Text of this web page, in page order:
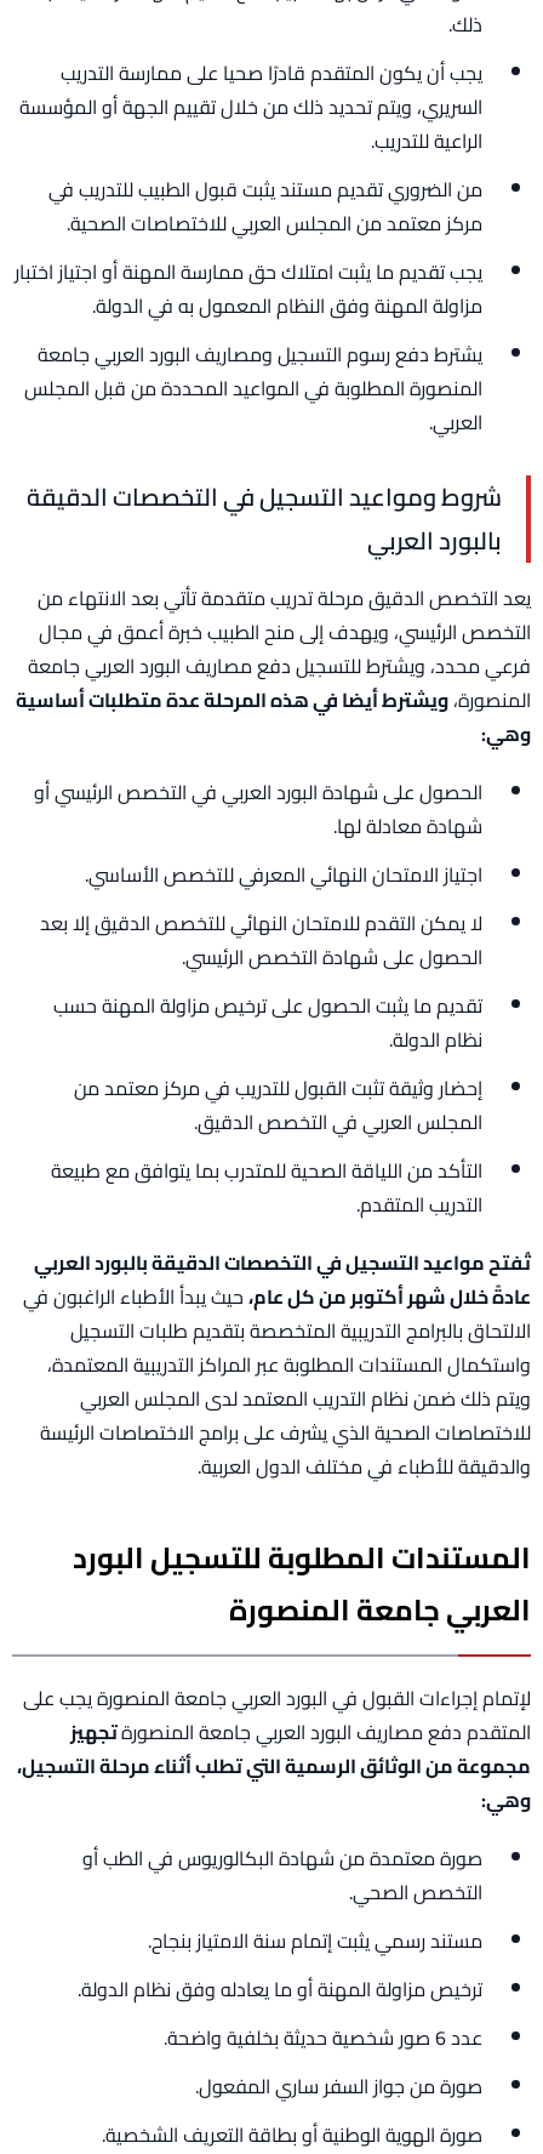
ذلك.
يجب أن يكون المتقدم قادرًا صحيا على ممارسة التدريب
السريري، ويتم تحديد ذلك من خلال تقييم الجهة أو المؤسسة
الراعية للتدريب.
من الضروري تقديم مستند يثبت قبول الطبيب للتدريب في
مركز معتمد من المجلس العربي للاختصاصات الصحية.
يجب تقديم ما يثبت امتلاك حق ممارسة المهنة أو اجتياز اختبار
مزاولة المهنة وفق النظام المعمول به في الدولة.
يشترط دفع رسوم التسجيل ومصاريف البورد العربي جامعة
المنصورة المطلوبة في المواعيد المحددة من قبل المجلس
العربي.
شروط ومواعيد التسجيل في التخصصات الدقيقة
بالبورد العربي
يعد التخصص الدقيق مرحلة تدريب متقدمة تأتي بعد الانتهاء من
التخصص الرئيسي، ويهدف إلى منح الطبيب خبرة أعمق في مجال
فرعي محدد، ويشترط للتسجيل دفع مصاريف البورد العربي جامعة
المنصورة،ويشترط أيضا في هذه المرحلة عدة متطلبات أساسية
وهي:
الحصول على شهادة البورد العربي في التخصص الرئيسي أو
شهادة معادلة لها.
اجتياز الامتحان النهائي المعرفي للتخصص الأساسي.
لا يمكن التقدم للامتحان النهائي للتخصص الدقيق إلا بعد
الحصول على شهادة التخصص الرئيسي.
تقديم ما يثبت الحصول على ترخيص مزاولة المهنة حسب
نظام الدولة.
إحضار وثيقة تثبت القبول للتدريب في مركز معتمد من
المجلس العربي في التخصص الدقيق.
التأكد من اللياقة الصحية للمتدرب بما يتوافق مع طبيعة
التدريب المتقدم.
تُفتح مواعيد التسجيل في التخصصات الدقيقة بالبورد العربي
عادةً خلال شهر أكتوبر من كل عام،حيث يبدأ الأطباء الراغبون في
الالتحاق بالبرامج التدريبية المتخصصة بتقديم طلبات التسجيل
واستكمال المستندات المطلوبة عبر المراكز التدريبية المعتمدة،
ويتم ذلك ضمن نظام التدريب المعتمد لدى المجلس العربي
للاختصاصات الصحية الذي يشرف على برامج الاختصاصات الرئيسة
والدقيقة للأطباء في مختلف الدول العربية.
المستندات المطلوبة للتسجيل البورد
العربي جامعة المنصورة
لإتمام إجراءات القبول في البورد العربي جامعة المنصورة يجب على
المتقدم دفع مصاريف البورد العربي جامعة المنصورةتجهيز
مجموعة من الوثائق الرسمية التي تطلب أثناء مرحلة التسجيل،
وهي:
صورة معتمدة من شهادة البكالوريوس في الطب أو
التخصص الصحي.
مستند رسمي يثبت إتمام سنة الامتياز بنجاح.
ترخيص مزاولة المهنة أو ما يعادله وفق نظام الدولة.
عدد 6 صور شخصية حديثة بخلفية واضحة.
صورة من جواز السفر ساري المفعول.
صورة الهوية الوطنية أو بطاقة التعريف الشخصية.